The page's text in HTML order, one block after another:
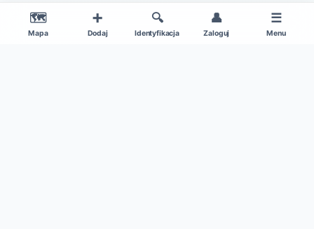
🗺️
Mapa
➕
Dodaj
🔍
Identyfikacja
👤
Zaloguj
☰
Menu